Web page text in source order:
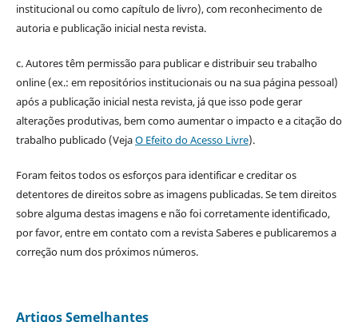
institucional ou como capítulo de livro), com reconhecimento de
autoria e publicação inicial nesta revista.
c. Autores têm permissão para publicar e distribuir seu trabalho
online (ex.: em repositórios institucionais ou na sua página pessoal)
após a publicação inicial nesta revista, já que isso pode gerar
alterações produtivas, bem como aumentar o impacto e a citação do
trabalho publicado (VejaO Efeito do Acesso Livre).
Foram feitos todos os esforços para identificar e creditar os
detentores de direitos sobre as imagens publicadas. Se tem direitos
sobre alguma destas imagens e não foi corretamente identificado,
por favor, entre em contato com a revista Saberes e publicaremos a
correção num dos próximos números.
Artigos Semelhantes